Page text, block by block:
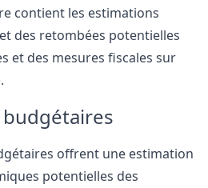
contient les estimations
des retombées potentielles
et des mesures fiscales sur
offrent une estimation
potentielles des